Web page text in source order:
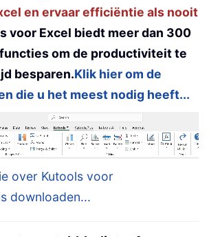
en ervaar efficiëntie als nooit
voor Excel biedt meer dan 300
om de productiviteit te
besparen.Klik hier om de
die u het meest nodig heeft...
over Kutools voor
downloaden...